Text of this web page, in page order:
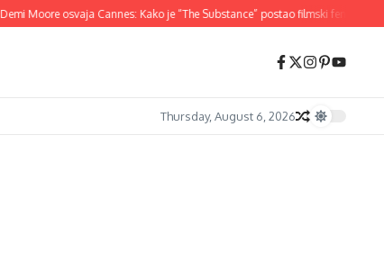
Demi Moore osvaja Cannes: Kako je “The Substance” postao filmski fenomen
Thursday, August 6, 2026